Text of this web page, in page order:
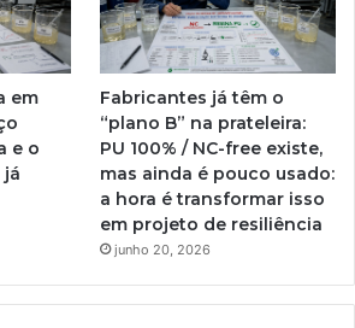
em
e o
Fabricantes já têm o
“plano B” na prateleira:
PU 100% / NC-free existe,
mas ainda é pouco usado:
a hora é transformar isso
em projeto de resiliência
junho 20, 2026